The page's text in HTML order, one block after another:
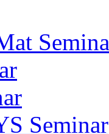
Seminar